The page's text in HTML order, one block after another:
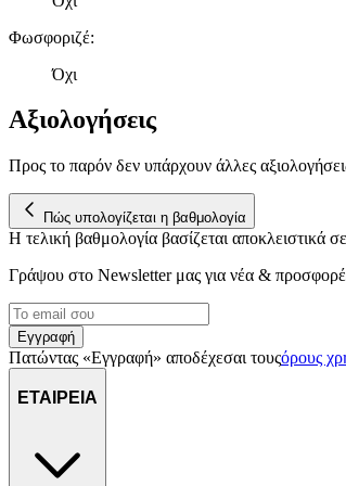
Φωσφοριζέ:
Όχι
Αξιολογήσεις
Προς το παρόν δεν υπάρχουν άλλες
Πώς υπολογίζεται η βαθμολογία
Η τελική βαθμολογία βασίζεται αποκλειστικά
Γράψου στο Νewsletter μας για νέα &
Εγγραφή
Πατώντας «Εγγραφή» αποδέχεσαι τουςόρους
ΕΤΑΙΡΕΙΑ